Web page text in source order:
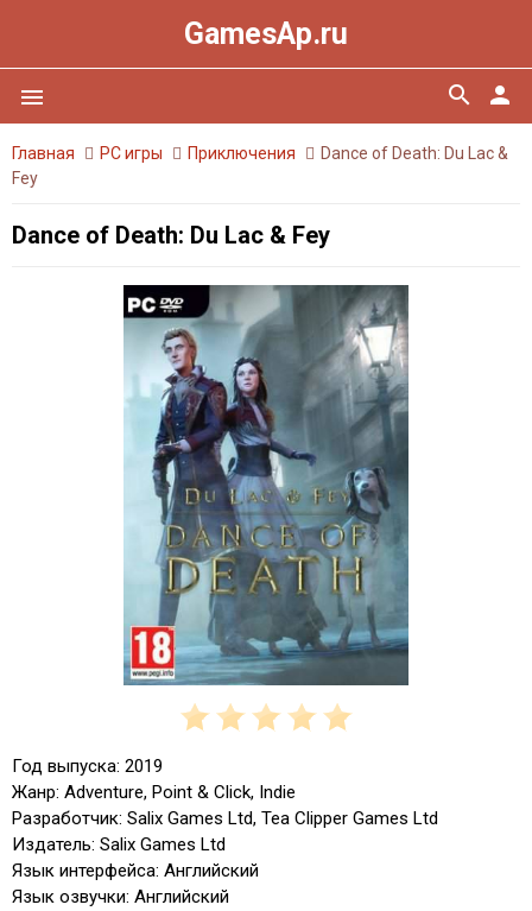
GamesAp.ru
menu person
search
Главная PC игры Приключения
Dance of Death: Du Lac &
Fey
Dance of Death: Du Lac & Fey
Год выпуска: 2019
Жанр: Adventure, Point & Click, Indie
Разработчик: Salix Games Ltd, Tea Clipper Games Ltd
Издатель: Salix Games Ltd
Язык интерфейса: Английский
Язык озвучки: Английский